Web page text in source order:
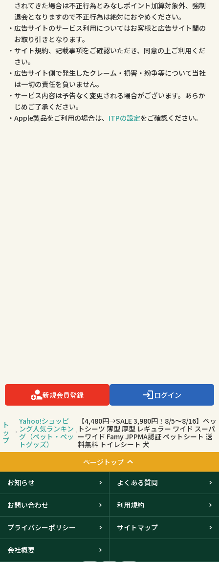
されてきた場合は不正行為とみなしポイント加算対象外、強制
退会となりますので不正行為は絶対におやめください。
広告サイトのサービス利用についてはお客様と広告サイト間の
お取り引きとなります。
サイト規約、記載事項をご確認いただき、同意の上ご利用くだ
さい。
広告サイト側で発生したクレーム・損害・紛争等について当社
は一切の責任を負いません。
サービス内容は予告なく変更される場合がございます。あらか
じめご了承ください。
Apple製品をご利用の場合は、 ITPの設定をご確認ください。
新規会員登録 ログイン
ト
ッ
プ
Yahoo!ショッピ
ング人気ランキン
グ（ペット・ペッ
トグッズ）
【4,480円→SALE 3,980円！8/5〜8/16】ペッ
トシーツ 薄型 厚型 レギュラー ワイド スーパ
ーワイド Famy JPPMA認証 ペットシート 送
料無料 トイレシート 犬
ページトップ
お知らせ よくある質問
お問い合わせ 利用規約
プライバシーポリシー サイトマップ
会社概要